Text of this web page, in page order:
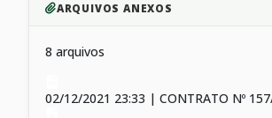
ARQUIVOS ANEXOS
8 arquivos
02/12/2021 23:33 | CONTRATO Nº